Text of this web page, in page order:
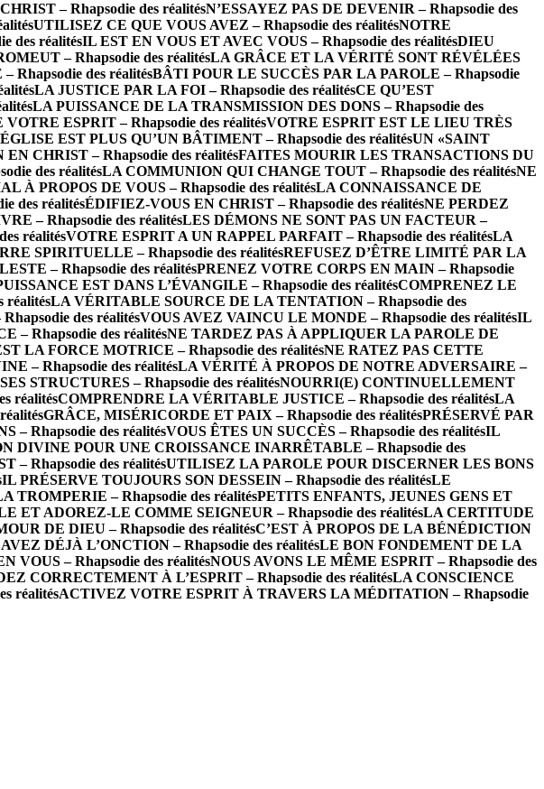
– Rhapsodie des réalitésN’ESSAYEZ PAS DE DEVENIR – Rhapsodie des
UTILISEZ CE QUE VOUS AVEZ – Rhapsodie des réalitésNOTRE
des réalitésIL EST EN VOUS ET AVEC VOUS – Rhapsodie des réalitésDIEU
– Rhapsodie des réalitésLA GRÂCE ET LA VÉRITÉ SONT RÉVÉLÉES
des réalitésBÂTI POUR LE SUCCÈS PAR LA PAROLE – Rhapsodie
LA JUSTICE PAR LA FOI – Rhapsodie des réalitésCE QU’EST
LA PUISSANCE DE LA TRANSMISSION DES DONS – Rhapsodie des
ESPRIT – Rhapsodie des réalitésVOTRE ESPRIT EST LE LIEU TRÈS
EST PLUS QU’UN BÂTIMENT – Rhapsodie des réalitésUN «SAINT
CHRIST – Rhapsodie des réalitésFAITES MOURIR LES TRANSACTIONS DU
des réalitésLA COMMUNION QUI CHANGE TOUT – Rhapsodie des réalitésNE
À PROPOS DE VOUS – Rhapsodie des réalitésLA CONNAISSANCE DE
des réalitésÉDIFIEZ-VOUS EN CHRIST – Rhapsodie des réalitésNE PERDEZ
– Rhapsodie des réalitésLES DÉMONS NE SONT PAS UN FACTEUR –
réalitésVOTRE ESPRIT A UN RAPPEL PARFAIT – Rhapsodie des réalitésLA
SPIRITUELLE – Rhapsodie des réalitésREFUSEZ D’ÊTRE LIMITÉ PAR LA
– Rhapsodie des réalitésPRENEZ VOTRE CORPS EN MAIN – Rhapsodie
EST DANS L’ÉVANGILE – Rhapsodie des réalitésCOMPRENEZ LE
réalitésLA VÉRITABLE SOURCE DE LA TENTATION – Rhapsodie des
des réalitésVOUS AVEZ VAINCU LE MONDE – Rhapsodie des réalitésIL
– Rhapsodie des réalitésNE TARDEZ PAS À APPLIQUER LA PAROLE DE
LA FORCE MOTRICE – Rhapsodie des réalitésNE RATEZ PAS CETTE
– Rhapsodie des réalitésLA VÉRITÉ À PROPOS DE NOTRE ADVERSAIRE –
STRUCTURES – Rhapsodie des réalitésNOURRI(E) CONTINUELLEMENT
réalitésCOMPRENDRE LA VÉRITABLE JUSTICE – Rhapsodie des réalitésLA
GRÂCE, MISÉRICORDE ET PAIX – Rhapsodie des réalitésPRÉSERVÉ PAR
– Rhapsodie des réalitésVOUS ÊTES UN SUCCÈS – Rhapsodie des réalitésIL
DIVINE POUR UNE CROISSANCE INARRÊTABLE – Rhapsodie des
– Rhapsodie des réalitésUTILISEZ LA PAROLE POUR DISCERNER LES BONS
IL PRÉSERVE TOUJOURS SON DESSEIN – Rhapsodie des réalitésLE
TROMPERIE – Rhapsodie des réalitésPETITS ENFANTS, JEUNES GENS ET
ET ADOREZ-LE COMME SEIGNEUR – Rhapsodie des réalitésLA CERTITUDE
DE DIEU – Rhapsodie des réalitésC’EST À PROPOS DE LA BÉNÉDICTION
DÉJÀ L’ONCTION – Rhapsodie des réalitésLE BON FONDEMENT DE LA
VOUS – Rhapsodie des réalitésNOUS AVONS LE MÊME ESPRIT – Rhapsodie des
CORRECTEMENT À L’ESPRIT – Rhapsodie des réalitésLA CONSCIENCE
réalitésACTIVEZ VOTRE ESPRIT À TRAVERS LA MÉDITATION – Rhapsodie